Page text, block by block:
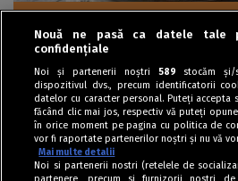
Dulciuri
Chec cu iaurt și portocale.
aromat
Nouă ne pasă ca datele tale
confidențiale
Noi și partenerii noștri 589 stocăm și/
dispozitivul dvs., precum identificatorii
datelor cu caracter personal. Puteți accepta
făcând clic mai jos, respectiv vă puteți
în orice moment pe pagina cu politica de
vor fi raportate partenerilor noștri și nu vă
Mai multe detalii
Noi si partenerii nostri (retelele de